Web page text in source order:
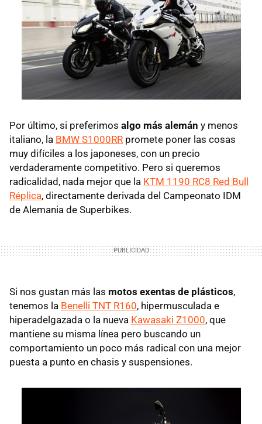
Por último, si preferimos algo más alemán y menos
italiano, la BMW S1000RR promete poner las cosas
muy difíciles a los japoneses, con un precio
verdaderamente competitivo. Pero si queremos
radicalidad, nada mejor que la KTM 1190 RC8 Red Bull
Réplica, directamente derivada del Campeonato IDM
de Alemania de Superbikes.
Si nos gustan más las motos exentas de plásticos,
tenemos la Benelli TNT R160, hipermusculada e
hiperadelgazada o la nueva Kawasaki Z1000, que
mantiene su misma línea pero buscando un
comportamiento un poco más radical con una mejor
puesta a punto en chasis y suspensiones.